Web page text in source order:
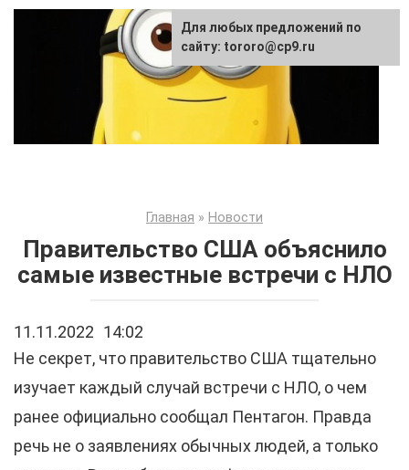
Перейти
Главная » Новости
Правительство США объяснило
самые известные встречи с НЛО
11.11.2022 14:02
Не секрет, что правительство США тщательно
изучает каждый случай встречи с НЛО, о чем
ранее официально сообщал Пентагон. Правда
речь не о заявлениях обычных людей, а только
Для любых предложений по
сайту: tororo@cp9.ru